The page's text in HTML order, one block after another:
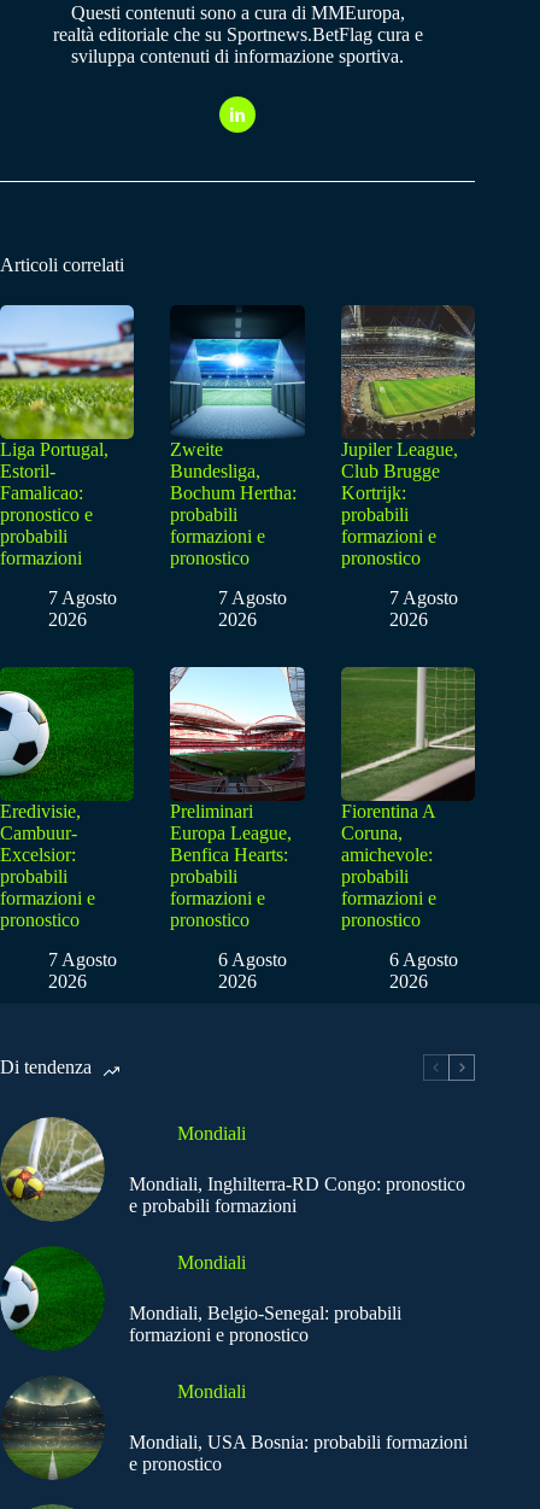
Questi contenuti sono a cura di MMEuropa,
realtà editoriale che su Sportnews.BetFlag cura e
sviluppa contenuti di informazione sportiva.
Articoli correlati
Liga Portugal,
Estoril-
Famalicao:
pronostico e
probabili
formazioni
7 Agosto
2026
Zweite
Bundesliga,
Bochum Hertha:
probabili
formazioni e
pronostico
7 Agosto
2026
Jupiler League,
Club Brugge
Kortrijk:
probabili
formazioni e
pronostico
7 Agosto
2026
Eredivisie,
Cambuur-
Excelsior:
probabili
formazioni e
pronostico
7 Agosto
2026
Preliminari
Europa League,
Benfica Hearts:
probabili
formazioni e
pronostico
6 Agosto
2026
Fiorentina A
Coruna,
amichevole:
probabili
formazioni e
pronostico
6 Agosto
2026
Di tendenza
Mondiali
Mondiali, Inghilterra-RD Congo: pronostico
e probabili formazioni
Mondiali
Mondiali, Belgio-Senegal: probabili
formazioni e pronostico
Mondiali
Mondiali, USA Bosnia: probabili formazioni
e pronostico